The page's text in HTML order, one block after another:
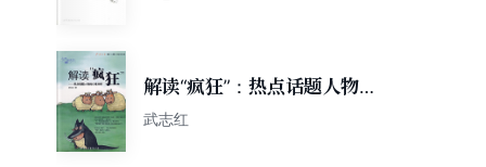
解读“疯狂”：热点话题人物的
心理分析
武志红